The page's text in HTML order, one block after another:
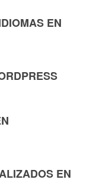
EN
EN